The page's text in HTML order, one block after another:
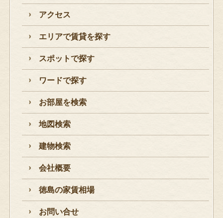
アクセス
エリアで賃貸を探す
スポットで探す
ワードで探す
お部屋を検索
地図検索
建物検索
会社概要
徳島の家賃相場
お問い合せ